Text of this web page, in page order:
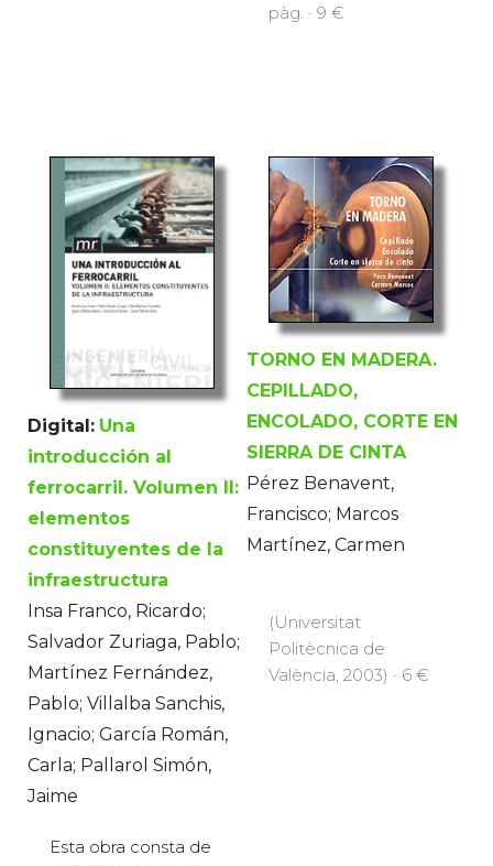
pàg. · 9 €
Digital: Una
introducción al
ferrocarril. Volumen II:
elementos
constituyentes de la
infraestructura
Insa Franco, Ricardo;
Salvador Zuriaga, Pablo;
Martínez Fernández,
Pablo; Villalba Sanchis,
Ignacio; García Román,
Carla; Pallarol Simón,
Jaime
Esta obra consta de
TORNO EN MADERA.
CEPILLADO,
ENCOLADO, CORTE EN
SIERRA DE CINTA
Pérez Benavent,
Francisco; Marcos
Martínez, Carmen
(Universitat
Politècnica de
València, 2003) · 6 €